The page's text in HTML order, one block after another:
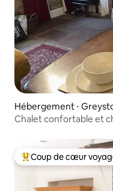
Hébergement ⋅
Chalet confortable et
Coups de cœur
Coup de cœur